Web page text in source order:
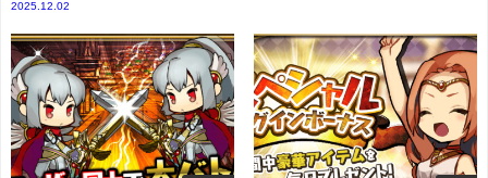
2025.12.02